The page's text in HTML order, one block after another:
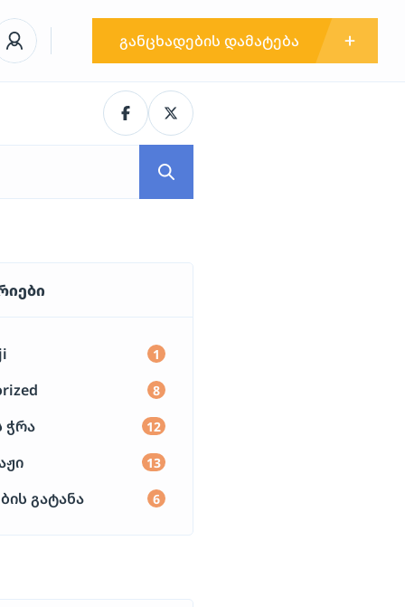
განცხადების დამატება
1
8
ჭრა 12
13
გატანა 6